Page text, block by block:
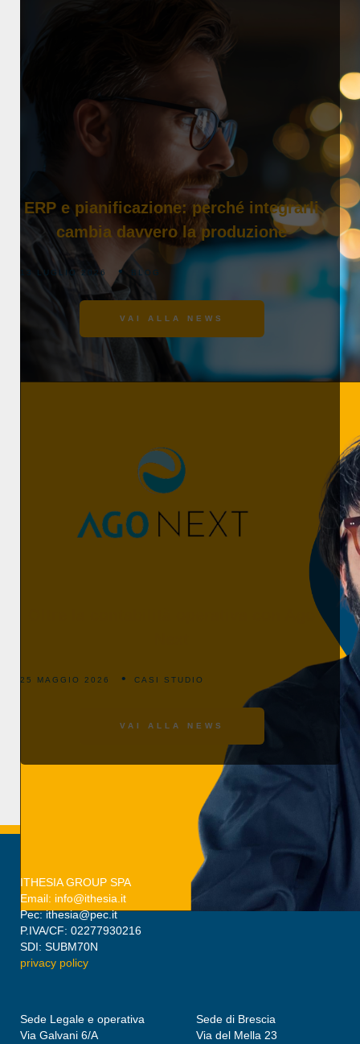
ERP e pianificazione: perché integrarli
cambia davvero la produzione
13 LUGLIO 2026 BLOG
VAI ALLA NEWS
25 MAGGIO 2026 CASI STUDIO
VAI ALLA NEWS
ITHESIA GROUP SPA
Email: info@ithesia.it
Pec: ithesia@pec.it
P.IVA/CF: 02277930216
SDI: SUBM70N
privacy policy
Sede Legale e operativa
Via Galvani 6/A
Sede di Brescia
Via del Mella 23